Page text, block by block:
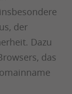
der
Dazu
das